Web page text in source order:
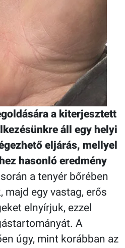
a kiterjesztett
áll egy helyi
eljárás, mellyel
hasonló eredmény
a tenyér bőrében
majd egy vastag, erős
elnyírjuk, ezzel
A
úgy, mint korábban az